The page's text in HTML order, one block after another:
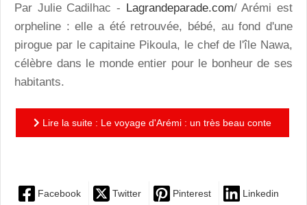
Par Julie Cadilhac - Lagrandeparade.com/ Arémi est
orpheline : elle a été retrouvée, bébé, au fond d'une
pirogue par le capitaine Pikoula, le chef de l'île Nawa,
célèbre dans le monde entier pour le bonheur de ses
habitants.
Lire la suite : Le voyage d'Arémi : un très beau conte
Facebook Twitter Pinterest Linkedin